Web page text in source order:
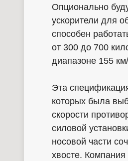
Опционально
ускорители для
способен
от 300 до 700
диапазоне 155
Эта
которых была
скорости
силовой
носовой части
хвосте.